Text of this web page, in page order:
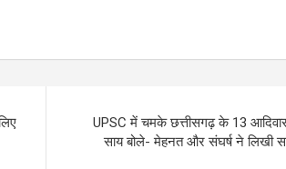
UPSC में चमके छत्तीसगढ़ के 13
साय बोले- मेहनत और संघर्ष ने लिखी